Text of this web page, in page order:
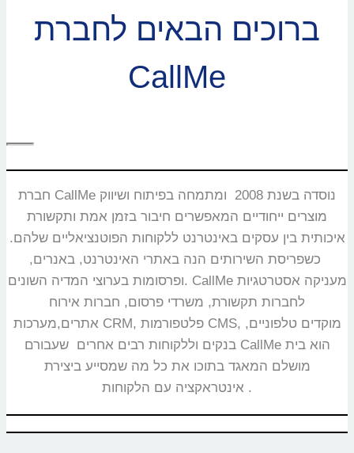
ברוכים הבאים לחברת
CallMe
חברת CallMe נוסדה בשנת 2008 ומתמחה בפיתוח ושיווק
מוצרים ייחודיים המאפשרים חיבור בזמן אמת ותקשורת
איכותית בין עסקים באינטרנט ללקוחות הפוטנציאליים שלהם.
כשפריסת השירותים הנה באתרי האינטרנט, באנרים,
ופרסומות בערוצי המדיה השונים. CallMe מעניקה אסטרטגיות
לחברות תקשורת, משרדי פרסום, חברות אירוח
אתרים,מערכות CRM, פלטפורמות CMS, מוקדים טלפוניים,
בנקים וללקוחות רבים אחרים שעבורם CallMe הוא בית
מושלם המאגד בתוכו את כל מה שמסייע ביצירת
אינטראקציה עם הלקוחות.